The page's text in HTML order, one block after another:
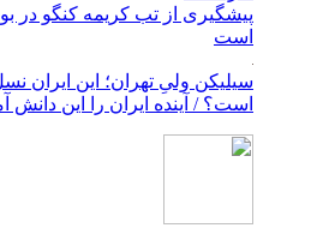
پیشگیری از تب کریمه کنگو در
است
است؟ / آینده ایران را این دانش